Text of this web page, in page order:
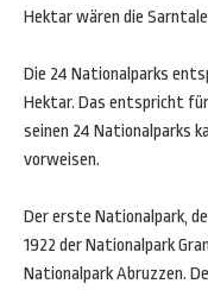
Hektar wären die
Die 24 Nationalparks
Hektar. Das entspricht
seinen 24 Nationalparks
vorweisen.
Der erste Nationalpark,
1922 der Nationalpark
Nationalpark Abruzzen.